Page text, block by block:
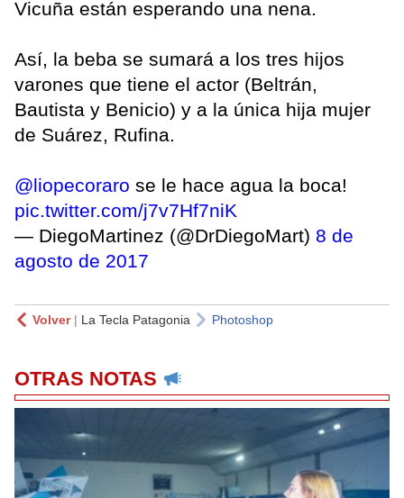
Vicuña están esperando una nena.
Así, la beba se sumará a los tres hijos
varones que tiene el actor (Beltrán,
Bautista y Benicio) y a la única hija mujer
de Suárez, Rufina.
@liopecoraro se le hace agua la boca!
pic.twitter.com/j7v7Hf7niK
— DiegoMartinez (@DrDiegoMart) 8 de
agosto de 2017
Volver| La Tecla Patagonia Photoshop
OTRAS NOTAS